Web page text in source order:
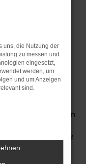
ohne den
Inspektion
gleichen
zu einem
Verhältnis. In
Sie die
an Škoda
auf Ihre
für den täglichen
ein
Ansprüche
uns, die Nutzung der
zu messen und
eingesetzt,
werden, um
und um Anzeigen
sind.